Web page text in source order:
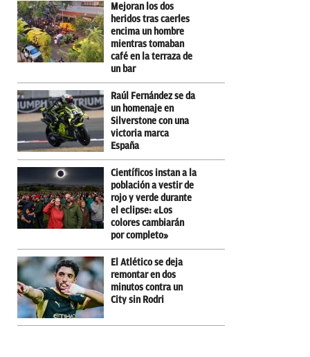
Mejoran los dos
heridos tras caerles
encima un hombre
mientras tomaban
café en la terraza de
un bar
Raúl Fernández se da
un homenaje en
Silverstone con una
victoria marca
España
Científicos instan a la
población a vestir de
rojo y verde durante
el eclipse: «Los
colores cambiarán
por completo»
El Atlético se deja
remontar en dos
minutos contra un
City sin Rodri